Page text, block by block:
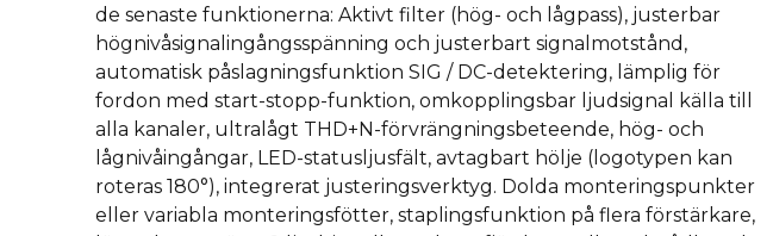
de senaste funktionerna: Aktivt filter (hög- och lågpass), justerbar
högnivåsignalingångsspänning och justerbart signalmotstånd,
automatisk påslagningsfunktion SIG / DC-detektering, lämplig för
fordon med start-stopp-funktion, omkopplingsbar ljudsignal källa till
alla kanaler, ultralågt THD+N-förvrängningsbeteende, hög- och
lågnivåingångar, LED-statusljusfält, avtagbart hölje (logotypen kan
roteras 180°), integrerat justeringsverktyg. Dolda monteringspunkter
eller variabla monteringsfötter, staplingsfunktion på flera förstärkare,